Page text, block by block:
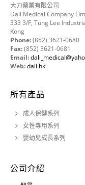
大力藥業有限公司
Dali Medical Company
333 3/F, Tung Lee
Kong
Phone:(852) 3621-0680
Fax:(852) 3621-0681
Email:
Web:dali.hk
所有產品
成人保健系列
女性專用系列
嬰幼兒成長系列
公司介紹